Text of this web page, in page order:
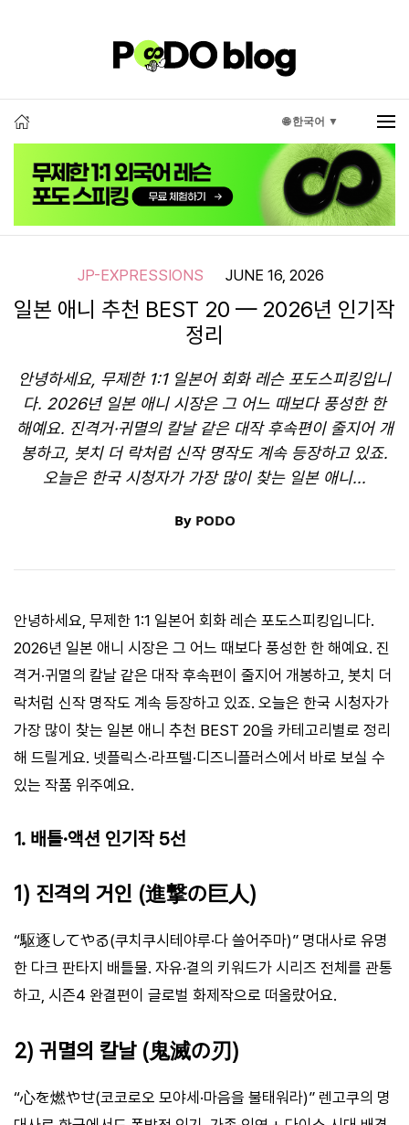
🌐 한국어 ▼
JP-EXPRESSIONS JUNE 16, 2026
일본 애니 추천 BEST 20 — 2026년 인기작
정리
안녕하세요, 무제한 1:1 일본어 회화 레슨 포도스피킹입니
다. 2026년 일본 애니 시장은 그 어느 때보다 풍성한 한
해예요. 진격거·귀멸의 칼날 같은 대작 후속편이 줄지어 개
봉하고, 봇치 더 락처럼 신작 명작도 계속 등장하고 있죠.
오늘은 한국 시청자가 가장 많이 찾는 일본 애니...
By PODO
안녕하세요, 무제한 1:1 일본어 회화 레슨 포도스피킹입니다.
2026년 일본 애니 시장은 그 어느 때보다 풍성한 한 해예요. 진
격거·귀멸의 칼날 같은 대작 후속편이 줄지어 개봉하고, 봇치 더
락처럼 신작 명작도 계속 등장하고 있죠. 오늘은 한국 시청자가
가장 많이 찾는 일본 애니 추천 BEST 20을 카테고리별로 정리
해 드릴게요. 넷플릭스·라프텔·디즈니플러스에서 바로 보실 수
있는 작품 위주예요.
1. 배틀·액션 인기작 5선
1) 진격의 거인 (進撃の巨人)
“駆逐してやる(쿠치쿠시테야루·다 쓸어주마)” 명대사로 유명
한 다크 판타지 배틀물. 자유·결의 키워드가 시리즈 전체를 관통
하고, 시즌4 완결편이 글로벌 화제작으로 떠올랐어요.
2) 귀멸의 칼날 (鬼滅の刃)
“心を燃やせ(코코로오 모야세·마음을 불태워라)” 렌고쿠의 명